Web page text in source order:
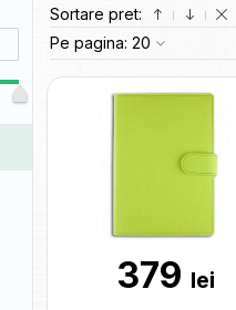
Sortare pret:
Pe pagina: 20
379 lei